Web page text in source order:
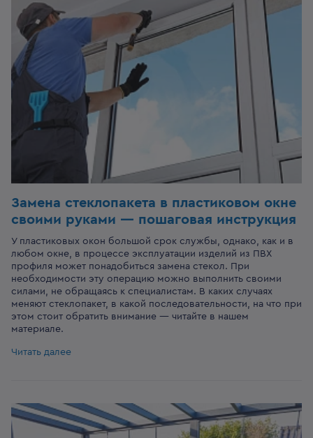
Замена стеклопакета в пластиковом окне
своими руками — пошаговая инструкция
У пластиковых окон большой срок службы, однако, как и в
любом окне, в процессе эксплуатации изделий из ПВХ
профиля может понадобиться замена стекол. При
необходимости эту операцию можно выполнить своими
силами, не обращаясь к специалистам. В каких случаях
меняют стеклопакет, в какой последовательности, на что при
этом стоит обратить внимание — читайте в нашем
материале.
Читать далее